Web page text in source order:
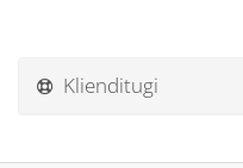
Klienditugi